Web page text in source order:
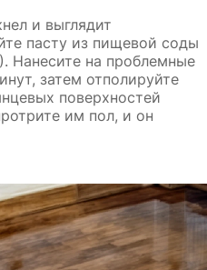
и выглядит
пасту из пищевой соды
Нанесите на проблемные
затем отполируйте
поверхностей
им пол, и он